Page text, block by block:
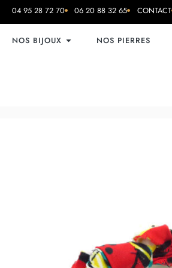
04 95 28 72 70 06 20 88 32 65 CONTACT
NOS BIJOUX NOS PIERRES